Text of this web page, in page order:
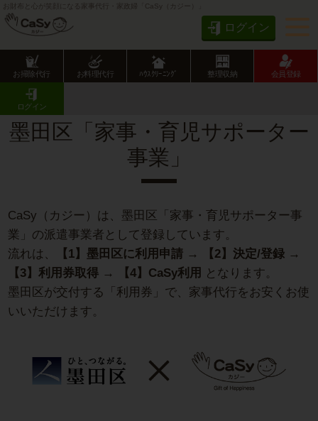
お財布と心が笑顔になる家事代行・家政婦「CaSy（カジー）」
ログイン
お掃除代行 お料理代行 ﾊｳｽｸﾘｰﾆﾝｸﾞ 整理収納 会員登録
ログイン
CaSy TOP
墨田区「家事・育児サポーター
事業」
CaSy（カジー）は、墨田区「家事・育児サポーター事
業」の派遣事業者として登録しています。
流れは、
【1】墨田区に利用申請 → 【2】決定/登録 →
【3】利用券取得 → 【4】CaSy利用 となります。
墨田区が交付する「利用券」で、家事代行をお安くお使
いいただけます。